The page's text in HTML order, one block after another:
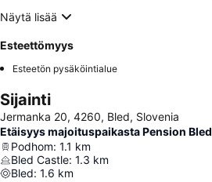
Näytä lisää
Esteettömyys
Esteetön pysäköintialue
Sijainti
Jermanka 20, 4260, Bled, Slovenia
Etäisyys majoituspaikasta Pension Bled
Podhom: 1.1 km
Bled Castle: 1.3 km
Bled: 1.6 km